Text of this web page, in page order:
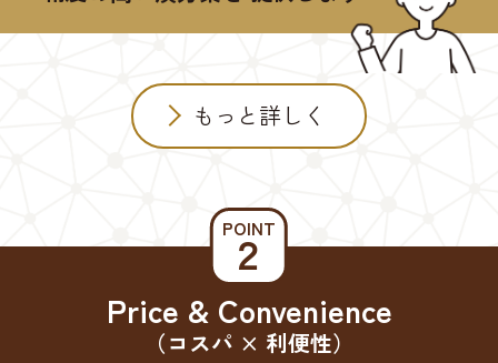
もっと詳しく
POINT
２
Price & Convenience
（コスパ × 利便性）